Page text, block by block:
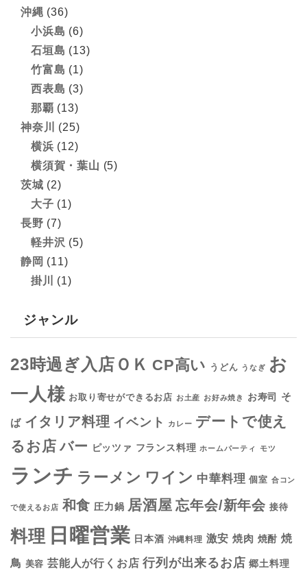
沖縄 (36)
小浜島 (6)
石垣島 (13)
竹富島 (1)
西表島 (3)
那覇 (13)
神奈川
(25)
横浜 (12)
横須賀・葉山 (5)
茨城 (2)
大子 (1)
長野 (7)
軽井沢 (5)
静岡 (11)
掛川
(1)
ジャンル
23時過ぎ入店ＯＫ CP高い うどん うなぎ お
一人様 お取り寄せができるお店 お土産 お好み焼き お寿司 そ
ば イタリア料理 イベント カレー デートで使え
るお店 バー ピッツァ フランス料理 ホームパーティ モツ
ランチ ラーメン ワイン 中華料理 個室 合コン
で使えるお店 和食 圧力鍋 居酒屋 忘年会/新年会 接待
料理 日曜営業 日本酒 沖縄料理 激安 焼肉 焼酎 焼
鳥 美容 芸能人が行くお店 行列が出来るお店 郷土料理